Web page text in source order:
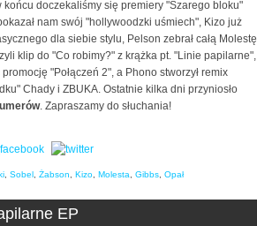
końcu doczekaliśmy się premiery "Szarego bloku"
nam swój "hollywoodzki uśmiech", Kizo już
dla siebie stylu, Pelson zebrał całą Molestę
klip do "Co robimy?" z krążka pt. "Linie papilarne",
"Połączeń 2", a Phono stworzył remix
Chady i ZBUKA. Ostatnie kilka dni przyniosło
. Zapraszamy do słuchania!
Sobel Żabson Kizo Molesta Gibbs Opał
EP